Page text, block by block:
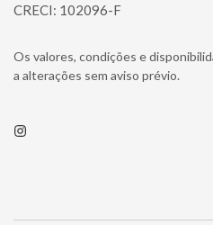
CRECI: 102096-F
Os valores, condições e
a alterações sem aviso prévio.
Instagram